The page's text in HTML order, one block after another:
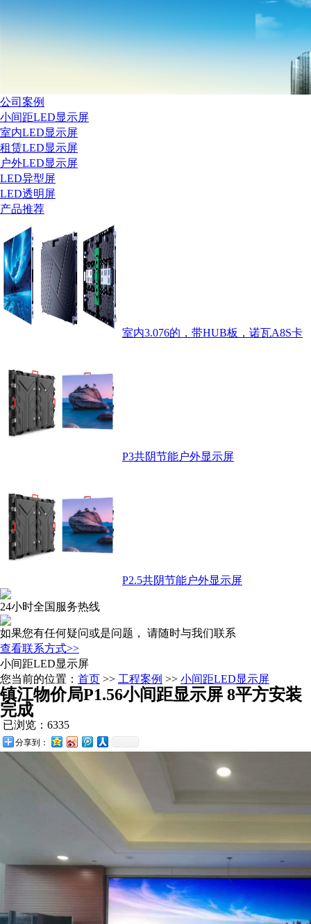
公司案例
小间距LED显示屏
室内LED显示屏
租赁LED显示屏
户外LED显示屏
LED异型屏
LED透明屏
产品推荐
室内3.076的，带HUB板，诺瓦A8S卡
P3共阴节能户外显示屏
P2.5共阴节能户外显示屏
24小时全国服务热线
如果您有任何疑问或是问题， 请随时与我们联系
查看联系方式>>
小间距LED显示屏
您当前的位置： 首页 >> 工程案例 >> 小间距LED显示屏
镇江物价局P1.56小间距显示屏 8平方安装
完成
已浏览：6335
分享到：